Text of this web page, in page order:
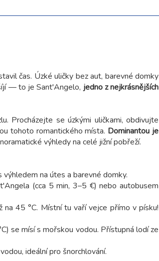
čas. Úzké uličky bez aut, barevné domky
— to je Sant'Angelo, jedno z nejkrásnějších
Procházejte se úzkými uličkami, obdivujte
tohoto romantického místa. Dominantou je
výhledy na celé jižní pobřeží.
na útes a barevné domky.
(cca 5 min, 3–5 €) nebo autobusem
na 45 °C. Místní tu vaří vejce přímo v písku!
se mísí s mořskou vodou. Přístupná lodí ze
ideální pro šnorchlování.